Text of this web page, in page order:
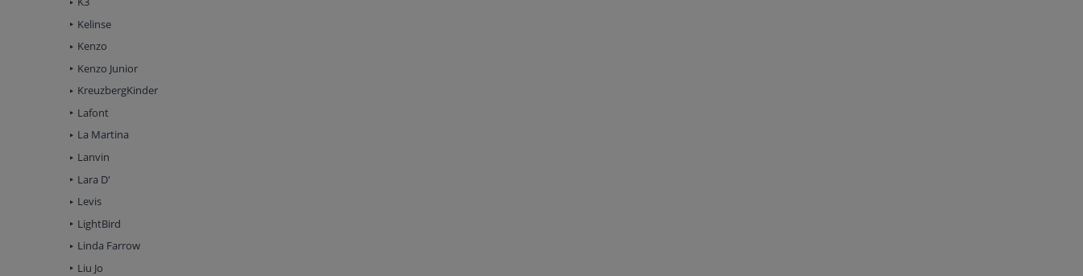
Kelinse
Kenzo
Kenzo Junior
KreuzbergKinder
Lafont
La Martina
Lanvin
Lara D'
Levis
LightBird
Linda Farrow
Liu Jo